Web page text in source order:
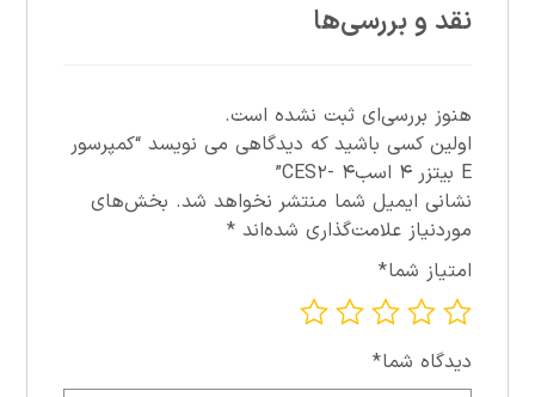
نقد و بررسی‌ها
هنوز بررسی‌ای ثبت نشده است.
اولین کسی باشید که دیدگاهی می نویسد “کمپرسور
E بيتزر ۴ اسب۴ -CES۲”
نشانی ایمیل شما منتشر نخواهد شد. بخش‌های
موردنیاز علامت‌گذاری شده‌اند*
امتیاز شما*
دیدگاه شما*